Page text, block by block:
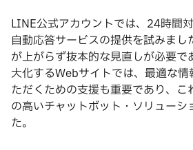
LINE公式アカウントでは、24時間
自動応答サービスの提供を試みま
が上がらず抜本的な見直しが必要で
大化するWebサイトでは、最適な
ただくための支援も重要であり、
の高いチャットボット・ソリューシ
た。